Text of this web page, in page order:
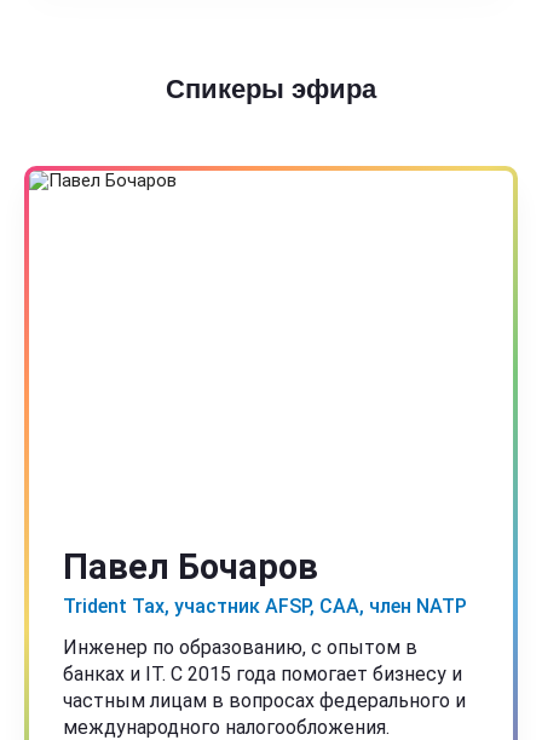
Спикеры эфира
Павел Бочаров
Trident Tax, участник AFSP, CAA, член NATP
Инженер по образованию, с опытом в
банках и IT. С 2015 года помогает бизнесу и
частным лицам в вопросах федерального и
международного налогообложения.